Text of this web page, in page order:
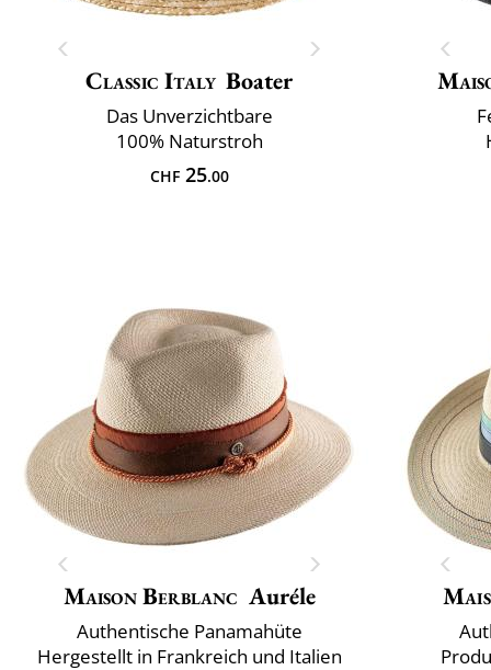
Classic Italy Boater
Das Unverzichtbare
100% Naturstroh
CHF25.00
Maison Berblanc Auréle
Authentische Panamahüte
Hergestellt in Frankreich und Italien